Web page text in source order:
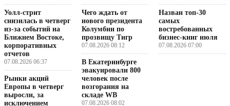
Уолл-стрит
снизилась в четверг
из-за событий на
Ближнем Востоке,
корпоративных
отчетов
07.08.2026 06:37
Рынки акций
Европы в четверг
выросли, за
исключением
Чего ждать от
нового президента
Колумбии по
прозвищу Тигр
07.08.2026 08:12
В Екатеринбурге
эвакуировали 800
человек после
возгорания на
складе WB
07.08.2026 08:02
Назван топ-30
самых
востребованных
бизнес-книг июля
07.08.2026 07:00